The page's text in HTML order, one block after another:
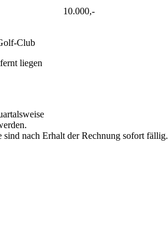
10.000,-
Club
liegen
nach Erhalt der Rechnung sofort fällig.